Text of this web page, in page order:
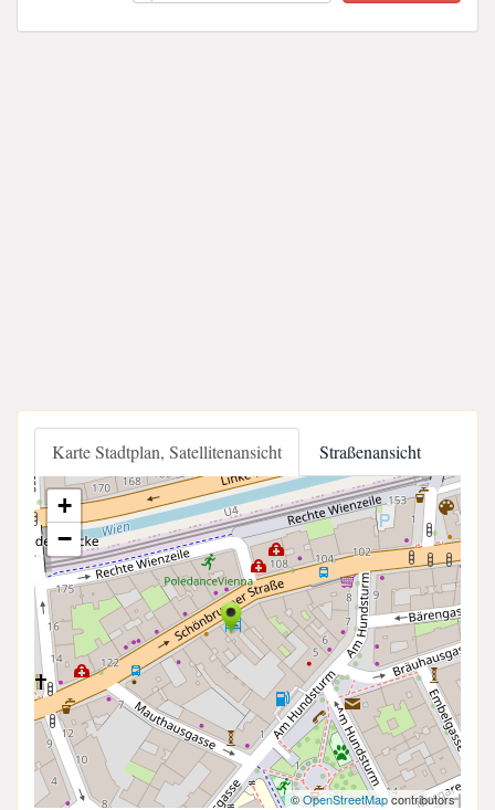
Karte Stadtplan, Satellitenansicht Straßenansicht
+
−
©OpenStreetMapcontributors